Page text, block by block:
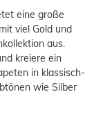
eine große
viel Gold und
aus.
kreiere ein
in klassisch-
wie Silber